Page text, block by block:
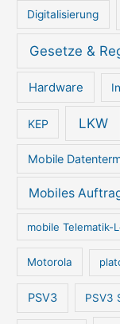
Digitalisierung
Gesetze &
Hardware
KEP LKW
Mobile
Mobiles
mobile Telematik-
Motorola
PSV3 PSV3